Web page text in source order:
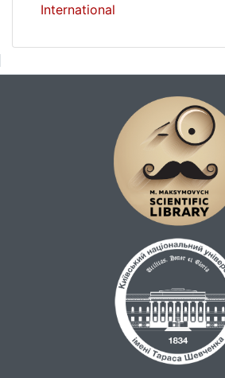
International